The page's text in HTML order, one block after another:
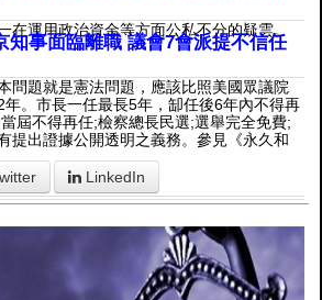
在運用政治資金等方面公私不分的疑雲。
知事面臨離職 議會7會派提不信任
問題就是憲法問題，應該比照美國眾議院
。市長一任最長5年，缷任後6年內不得再
屆不得再任;檢察總長民選;選舉完全免費;
提出證據公開透明之義務。參見《永久和
LinkedIn